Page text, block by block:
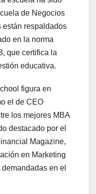
de Negocios
están respaldados
en la norma
que certifica la
educativa.
figura en
el de CEO
los mejores MBA
destacado por el
Magazine,
en Marketing
en el